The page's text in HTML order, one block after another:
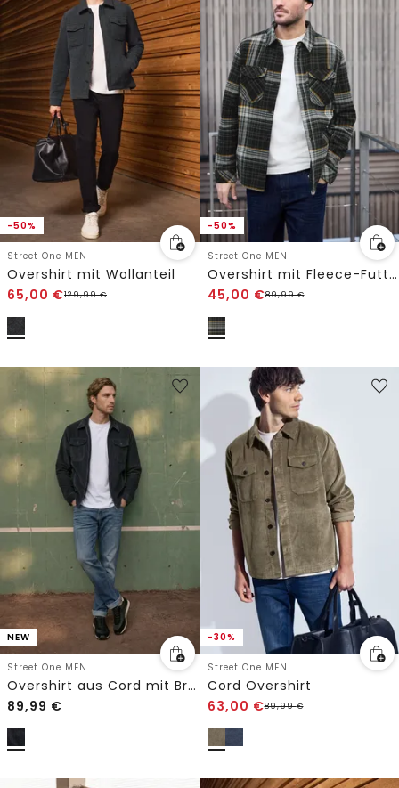
-50%
Street One MEN
Overshirt mit Wollanteil
65,00 €129,99€
-50%
Street One MEN
Overshirt mit Fleece-Futter
45,00 €89,99€
NEW
Street One MEN
Overshirt aus Cord mit Brusttaschen
89,99 €
-30%
Street One MEN
Cord Overshirt
63,00 €89,99€